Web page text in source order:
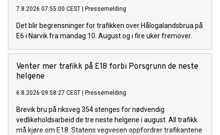
7.8.2026 07:55:00 CEST Pressemelding
Det blir begrensninger for trafikken over Hålogalandsbrua på
E6 i Narvik fra mandag 10. August og i fire uker fremover.
Venter mer trafikk på E18 forbi Porsgrunn de neste
helgene
6.8.2026 09:58:27 CEST Pressemelding
Brevik bru på riksveg 354 stenges for nødvendig
vedlikeholdsarbeid de tre neste helgene i august. All trafikk
må kjøre om E18. Statens vegvesen oppfordrer trafikantene